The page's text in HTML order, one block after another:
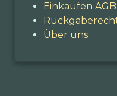
Einkaufen AGB
Über uns